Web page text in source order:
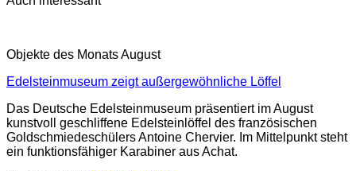
Objekte des Monats August
Edelsteinmuseum zeigt außergewöhnliche Löffel
Das Deutsche Edelsteinmuseum präsentiert im August
kunstvoll geschliffene Edelsteinlöffel des französischen
Goldschmiedeschülers Antoine Chervier. Im Mittelpunkt steht
ein funktionsfähiger Karabiner aus Achat.